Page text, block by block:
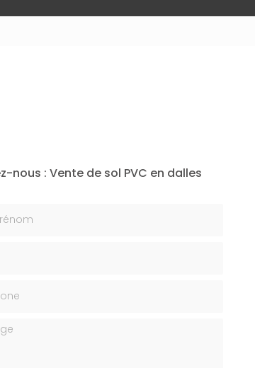
nous : Vente de sol PVC en dalles